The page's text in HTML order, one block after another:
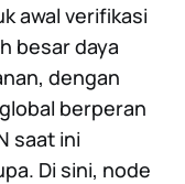
awal verifikasi
besar daya
dengan
berperan
saat ini
Di sini, node